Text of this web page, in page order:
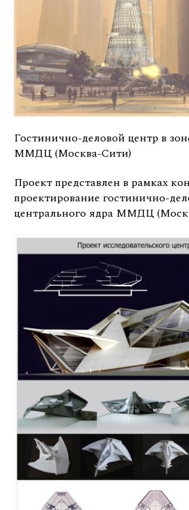
Гостинично-деловой центр в
ММДЦ (Москва-Сити)
Проект представлен в рамках
проектирование гостинично-
центрального ядра ММДЦ